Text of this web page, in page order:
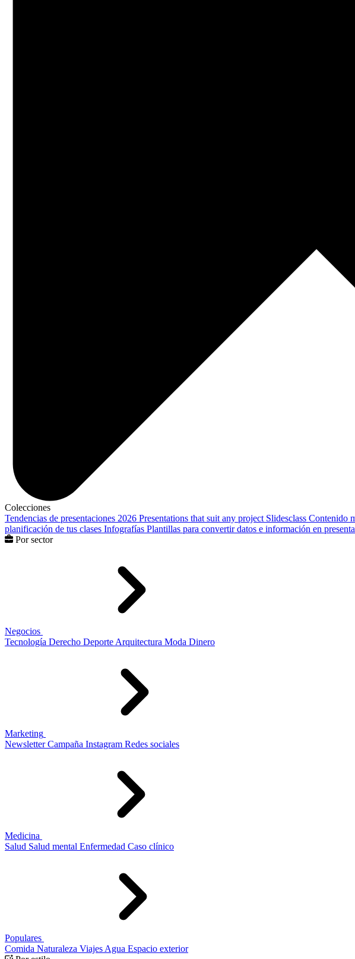
Colecciones
Tendencias de presentaciones 2026 Presentations that suit any project Slidesclass Contenido
planificación de tus clases Infografías Plantillas para convertir datos e información en
Por sector
Negocios
Tecnología Derecho Deporte Arquitectura Moda Dinero
Marketing
Newsletter Campaña Instagram Redes sociales
Medicina
Salud Salud mental Enfermedad Caso clínico
Populares
Comida Naturaleza Viajes Agua Espacio exterior